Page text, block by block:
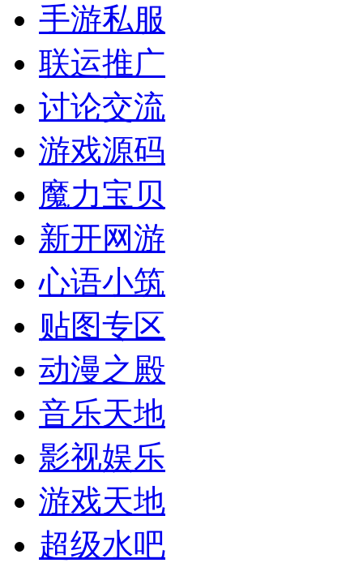
手游私服
联运推广
讨论交流
游戏源码
魔力宝贝
新开网游
心语小筑
贴图专区
动漫之殿
音乐天地
影视娱乐
游戏天地
超级水吧